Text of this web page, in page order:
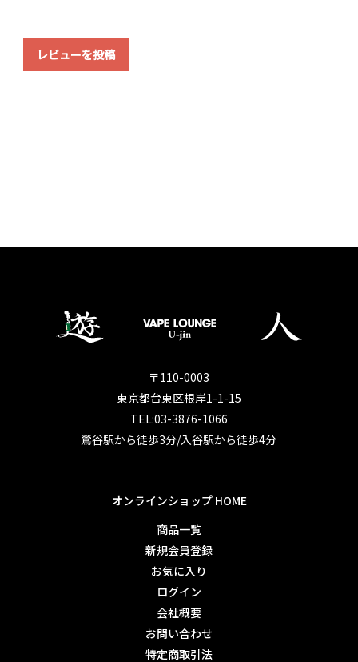
レビューを投稿
〒110-0003
東京都台東区根岸1-1-15
TEL:03-3876-1066
鶯谷駅から徒歩3分/入谷駅から徒歩4分
オンラインショップ HOME
商品一覧
新規会員登録
お気に入り
ログイン
会社概要
お問い合わせ
特定商取引法